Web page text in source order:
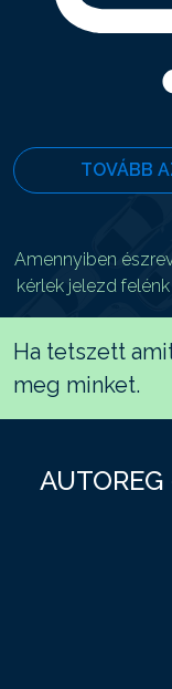
TOVÁBB
Amennyiben
kérlek jelezd
Ha tetszett
meg minket.